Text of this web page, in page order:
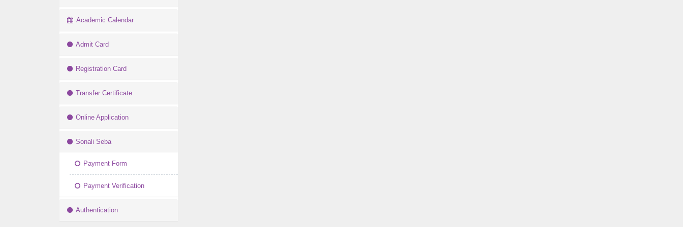
Academic Calendar
Admit Card
Registration Card
Transfer Certificate
Online Application
Sonali Seba
Payment Form
Payment Verification
Authentication